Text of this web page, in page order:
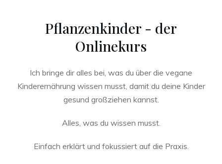
Pflanzenkinder - der
Onlinekurs
Ich bringe dir alles bei, was du über die vegane
Kinderernährung wissen musst, damit du deine Kinder
gesund großziehen kannst.
Alles, was du wissen musst.
Einfach erklärt und fokussiert auf die Praxis.